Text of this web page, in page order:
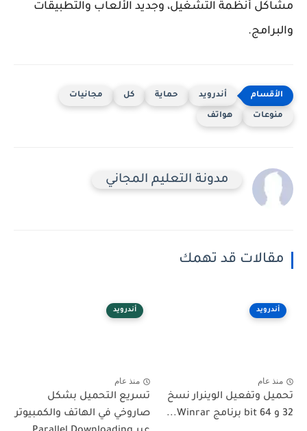
مشاكل أنظمة التشغيل، وجديد الألعاب والتطبيقات
والبرامج.
أندرويد حماية كل مجانيات
منوعات هواتف
مدونة التعليم المجاني
مقالات قد تهمك
أندرويد
منذ عام
تحميل وتفعيل الوينرار نسخ
32 و 64 bit برنامج Winrar...
أندرويد
منذ عام
تسريع التحميل بشكل
صاروخي في الهاتف والكمبيوتر